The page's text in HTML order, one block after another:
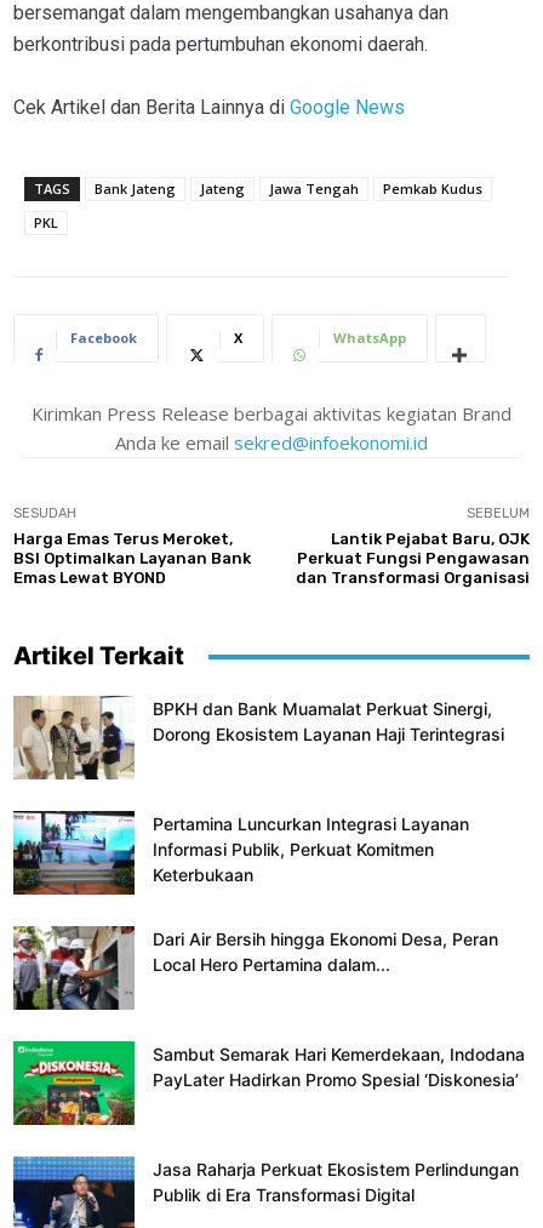
bersemangat dalam mengembangkan usahanya dan
berkontribusi pada pertumbuhan ekonomi daerah.
Cek Artikel dan Berita Lainnya di Google News
TAGS Bank Jateng Jateng Jawa Tengah
Pemkab Kudus
PKL
Facebook X WhatsApp
Kirimkan Press Release berbagai aktivitas kegiatan Brand
Anda ke email sekred@infoekonomi.id
SESUDAH
Harga Emas Terus Meroket,
BSI Optimalkan Layanan Bank
Emas Lewat BYOND
SEBELUM
Lantik Pejabat Baru, OJK
Perkuat Fungsi Pengawasan
dan Transformasi Organisasi
Artikel Terkait
BPKH dan Bank Muamalat Perkuat Sinergi,
Dorong Ekosistem Layanan Haji Terintegrasi
Pertamina Luncurkan Integrasi Layanan
Informasi Publik, Perkuat Komitmen
Keterbukaan
Dari Air Bersih hingga Ekonomi Desa, Peran
Local Hero Pertamina dalam...
Sambut Semarak Hari Kemerdekaan, Indodana
PayLater Hadirkan Promo Spesial ‘Diskonesia’
Jasa Raharja Perkuat Ekosistem Perlindungan
Publik di Era Transformasi Digital